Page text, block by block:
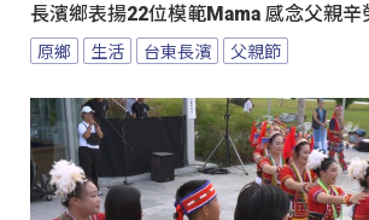
長濱鄉表揚22位模範Mama 感念父親辛
原鄉 生活 台東長濱 父親節